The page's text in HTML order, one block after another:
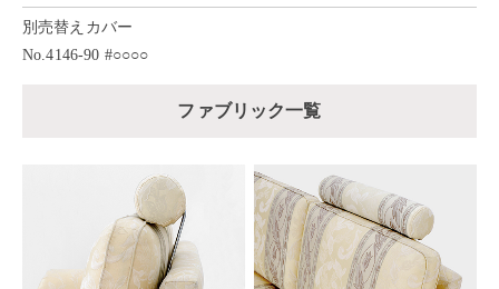
別売替えカバー
No.4146-90 #○○○○
ファブリック一覧